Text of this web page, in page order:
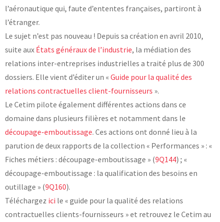
l’aéronautique qui, faute d’ententes françaises, partiront à
l’étranger.
Le sujet n’est pas nouveau ! Depuis sa création en avril 2010,
suite aux États généraux de l’industrie, la médiation des
relations inter-entreprises industrielles a traité plus de 300
dossiers. Elle vient d’éditer un « Guide pour la qualité des
relations contractuelles client-fournisseurs ».
Le Cetim pilote également différentes actions dans ce
domaine dans plusieurs filières et notamment dans le
découpage-emboutissage. Ces actions ont donné lieu à la
parution de deux rapports de la collection « Performances » : «
Fiches métiers : découpage-emboutissage » (9Q144) ; «
découpage-emboutissage : la qualification des besoins en
outillage » (9Q160).
Téléchargez ici le « guide pour la qualité des relations
contractuelles clients-fournisseurs » et retrouvez le Cetim au